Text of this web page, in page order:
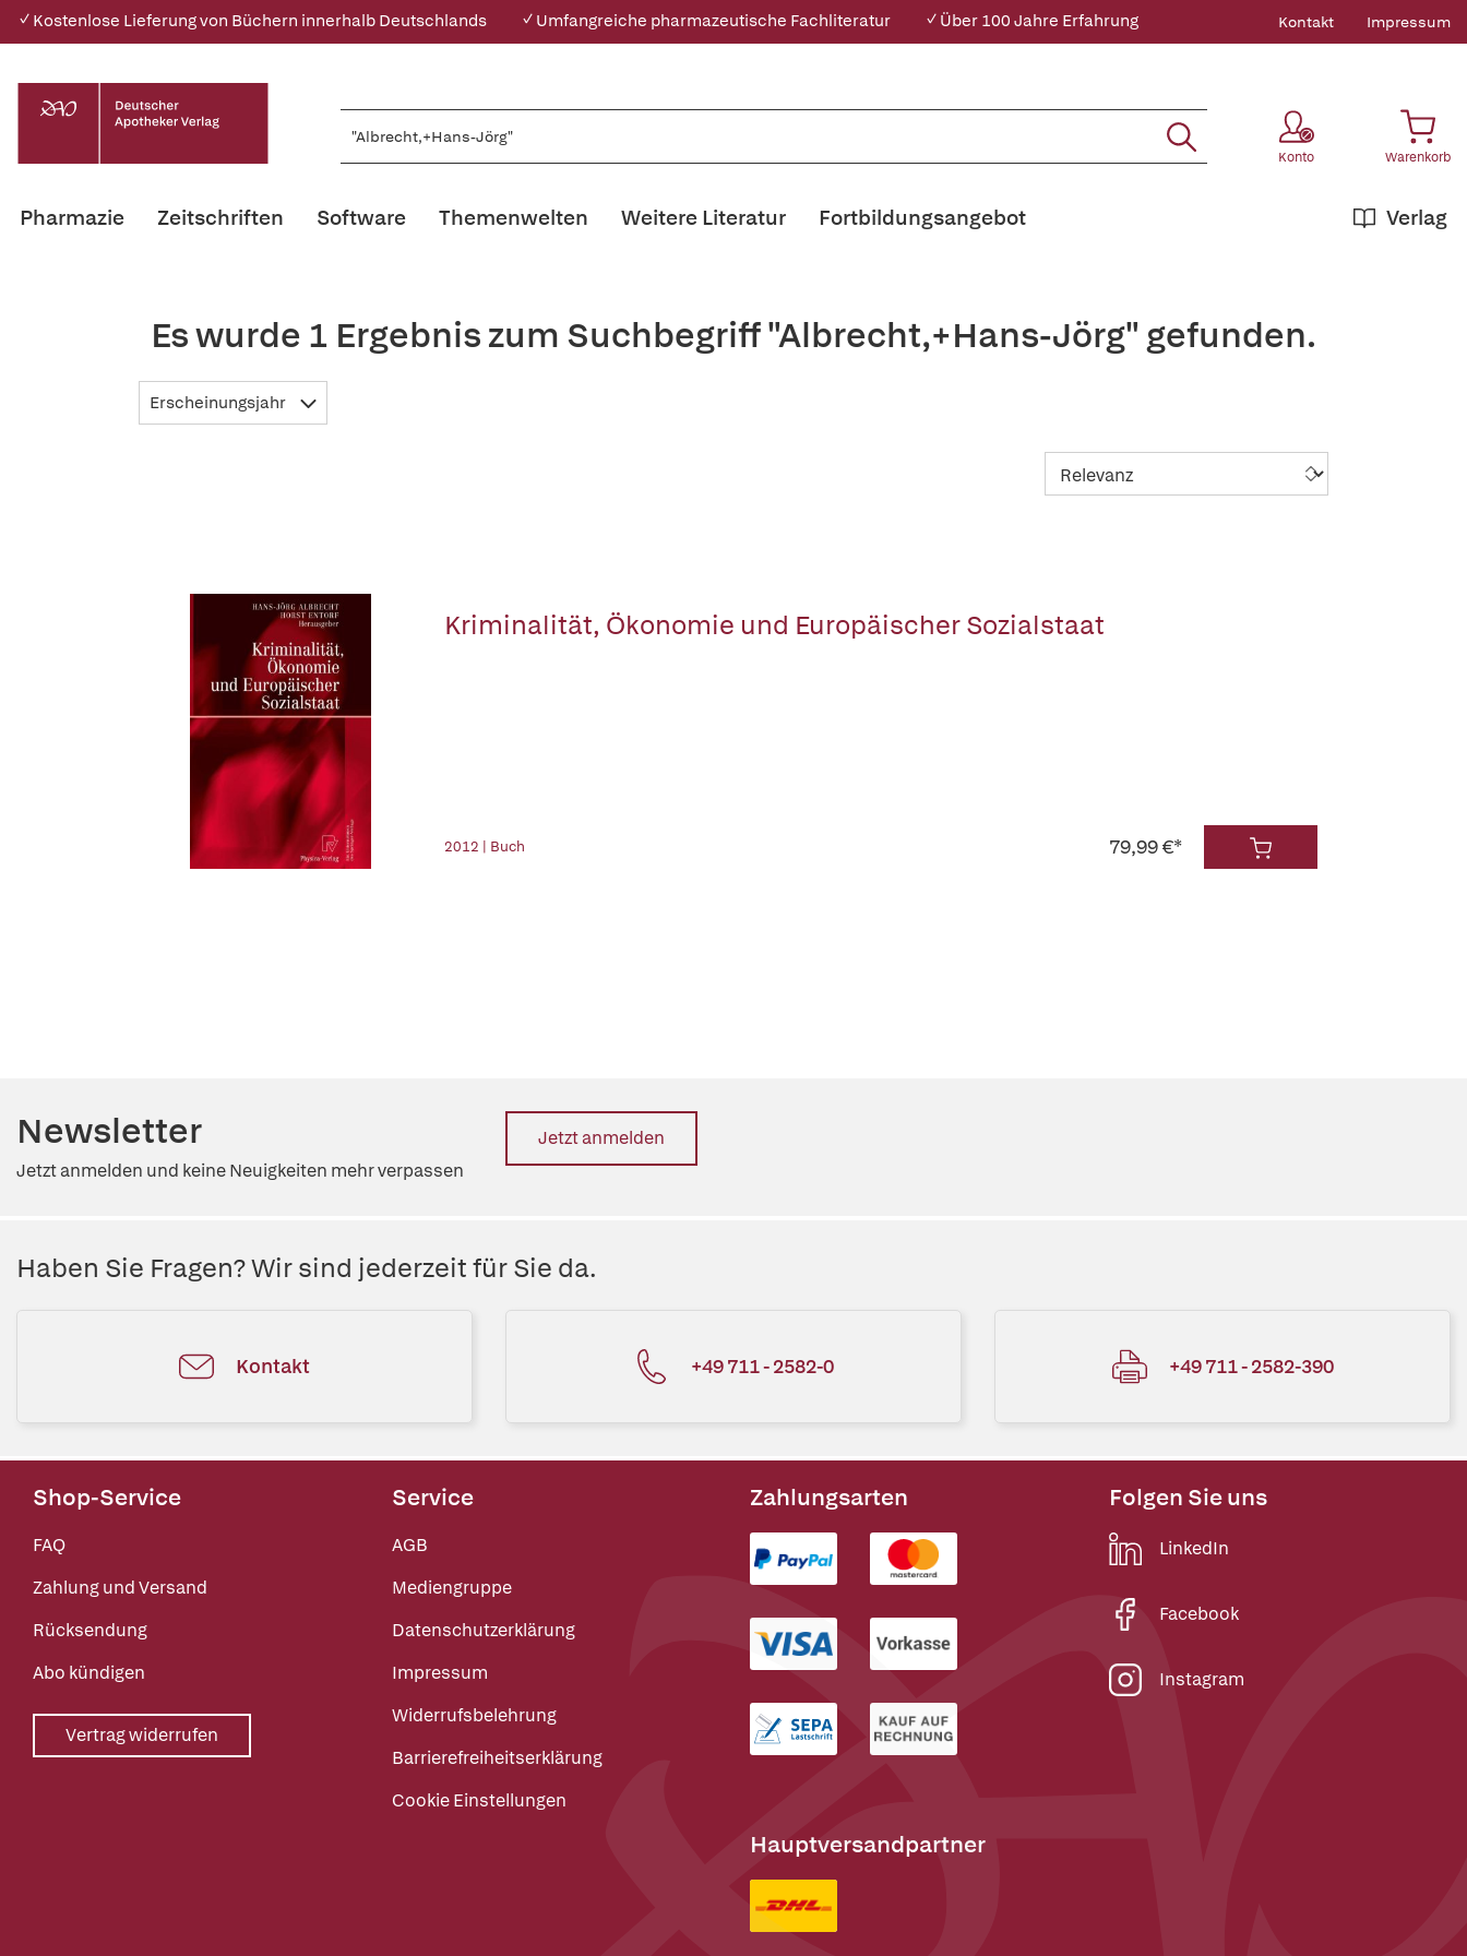
✓ Kostenlose Lieferung von Büchern innerhalb Deutschlands ✓ Umfangreiche pharmazeutische Fachliteratur ✓ Über 100 Jahre Erfahrung Kontakt Impressum
Konto Warenkorb
Pharmazie Zeitschriften Software Themenwelten Weitere Literatur Verlag
Fortbildungsangebot
Es wurde 1 Ergebnis zum Suchbegriff "Albrecht,+Hans-Jörg" gefunden.
Erscheinungsjahr
Kriminalität, Ökonomie und Europäischer Sozialstaat
2012 | Buch 79,99 €*
Newsletter
Jetzt anmelden und keine Neuigkeiten mehr verpassen
Jetzt anmelden
Haben Sie Fragen? Wir sind jederzeit für Sie da.
Kontakt +49 711 - 2582-0 +49 711 - 2582-390
Shop-Service
FAQ
Zahlung und Versand
Rücksendung
Abo kündigen
Vertrag widerrufen
Service
AGB
Mediengruppe
Datenschutzerklärung
Impressum
Widerrufsbelehrung
Barrierefreiheitserklärung
Cookie Einstellungen
Zahlungsarten
Hauptversandpartner
Folgen Sie uns
LinkedIn
Facebook
Instagram